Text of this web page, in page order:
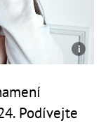
Podívejte